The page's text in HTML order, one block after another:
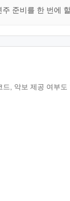
준비를 한 번에
, 악보 제공 여부도